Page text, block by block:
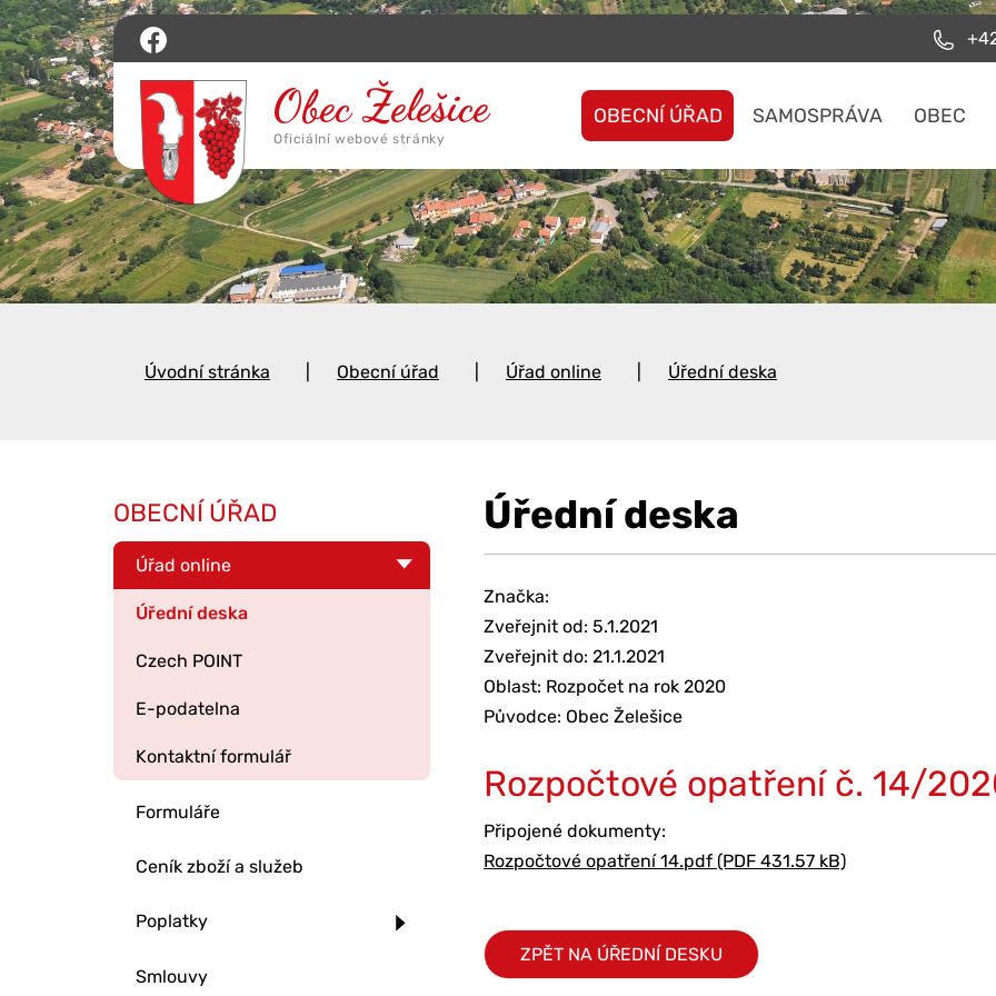
OBECNÍ ÚŘAD SAMOSPRÁVA OBEC
Úvodní stránka Obecní úřad Úřad online Úřední deska
Úřední deska
Značka:
Zveřejnit od: 5.1.2021
Zveřejnit do: 21.1.2021
Oblast: Rozpočet na rok 2020
Původce: Obec Želešice
Rozpočtové opatření č. 14/
Připojené dokumenty:
Rozpočtové opatření 14.pdf (PDF 431.57 kB)
ZPĚT NA ÚŘEDNÍ DESKU
OBECNÍ ÚŘAD
Úřad online
Úřední deska
Czech POINT
E-podatelna
Kontaktní formulář
Formuláře
Ceník zboží a služeb
Poplatky
Smlouvy